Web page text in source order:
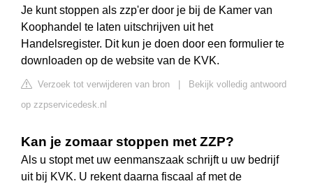
Je kunt stoppen als zzp'er door je bij de Kamer van
Koophandel te laten uitschrijven uit het
Handelsregister. Dit kun je doen door een formulier te
downloaden op de website van de KVK.
Verzoek tot verwijderen van bron | Bekijk volledig antwoord
op zzpservicedesk.nl
Kan je zomaar stoppen met ZZP?
Als u stopt met uw eenmanszaak schrijft u uw bedrijf
uit bij KVK. U rekent daarna fiscaal af met de